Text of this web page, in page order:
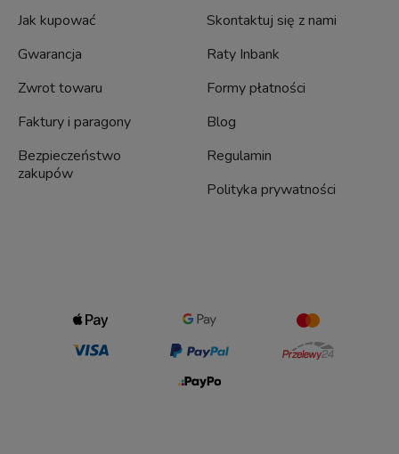
Jak kupować
Gwarancja
Zwrot towaru
Faktury i paragony
Bezpieczeństwo
zakupów
Skontaktuj się z nami
Raty Inbank
Formy płatności
Blog
Regulamin
Polityka prywatności